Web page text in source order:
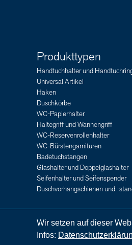
Produkttypen
Handtuchhalter und
Universal Artikel
Haken
Duschkörbe
WC-Papierhalter
Haltegriff und Wannengriff
WC-Reservenrollenhalter
WC-Bürstengarnituren
Badetuchstangen
Glashalter und Doppelglashalter
Seifenhalter und Seifenspender
Duschvorhangschienen und -
Impressum Rechtshinweise
Wir setzen auf dieser
Infos: